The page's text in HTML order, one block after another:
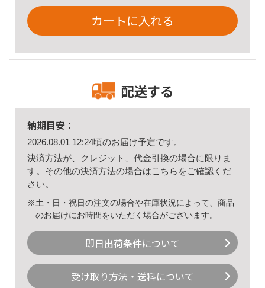
カートに入れる
配送する
納期目安：
2026.08.01 12:24頃のお届け予定です。
決済方法が、クレジット、代金引換の場合に限りま
す。その他の決済方法の場合はこちら をご確認くだ
さい。
※土・日・祝日の注文の場合や在庫状況によって、商品
のお届けにお時間をいただく場合がございます。
即日出荷条件について
受け取り方法・送料について